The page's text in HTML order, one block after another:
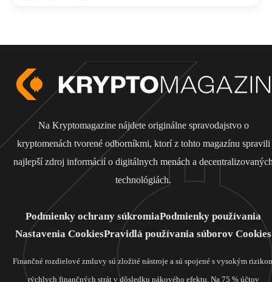
Na Kryptomagazine nájdete originálne spravodajstvo o
kryptomenách tvorené odborníkmi, ktorí z tohto magazínu spravili
najlepší zdroj informácií o digitálnych menách a
technológiách.
Podmienky ochrany súkromiaPodmienky používania
Nastavenia CookiesPravidlá používania súborov Cookies
Finančné rozdielové zmluvy sú zložité nástroje a sú spojené s vysokým
rýchlych finančných strát v dôsledku pákového efektu. Na 75 % účtov